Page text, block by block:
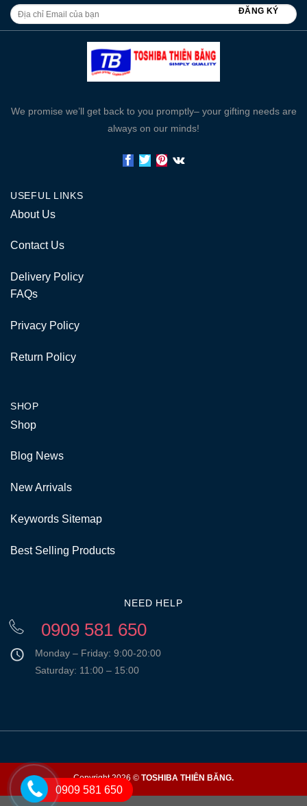
We promise we’ll get back to you promptly– your gifting needs are
always on our minds!
USEFUL LINKS
About Us
Contact Us
Delivery Policy
FAQs
Privacy Policy
Return Policy
SHOP
Shop
Blog News
New Arrivals
Keywords Sitemap
Best Selling Products
NEED HELP
0909 581 650
Monday – Friday: 9:00-20:00
Saturday: 11:00 – 15:00
Copyright 2026 © TOSHIBA THIÊN BĂNG.
0909 581 650